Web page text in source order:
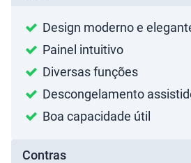
Design moderno e
Painel intuitivo
Diversas funções
Descongelamento
Boa capacidade útil
Contras